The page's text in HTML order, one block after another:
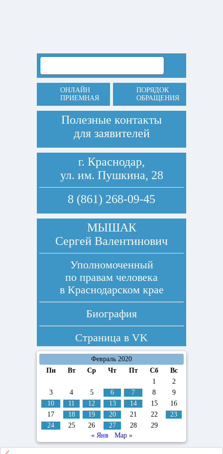
ОНЛАЙН
ПРИЕМНАЯ
ПОРЯДОК
ОБРАЩЕНИЯ
Полезные контакты
для заявителей
г. Краснодар,
ул. им. Пушкина, 28
8 (861) 268-09-45
МЫШАК
Сергей Валентинович
Уполномоченный
по правам человека
в Краснодарском крае
Биография
Страница в VK
Февраль 2020
Пн
Вт Ср Чт Пт Сб
Вс
1
2
3
4 5 6 7 8
9
10
11 12 13 14 15
16
17
18 19 20 21 22
23
24
25 26 27 28
29
« Янв
Мар »